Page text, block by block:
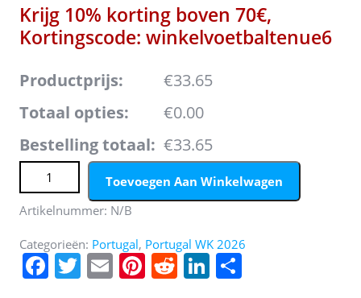
Krijg 10% korting boven 70€,
Kortingscode: winkelvoetbaltenue6
Productprijs:
€33.65
Totaal opties:
€0.00
Bestelling totaal: €33.65
Portugal Bruno Fernandes #8 Thuis tenue Kids WK 2026
Voetbalshirt Shorts Set aantalToevoegen Aan Winkelwagen
Artikelnummer: N/B
Categorieën: Portugal, Portugal WK 2026
F T E Pi R Li